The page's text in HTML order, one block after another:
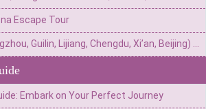
Escape Tour
Embark on Your Perfect Journey